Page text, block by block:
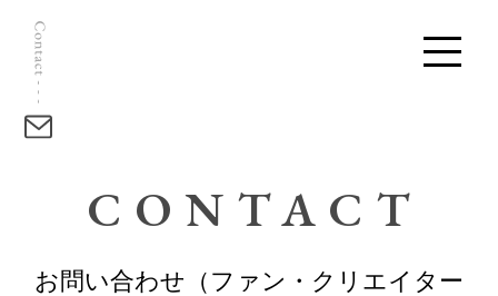
CONTACT
お問い合わせ（ファン・クリエイター